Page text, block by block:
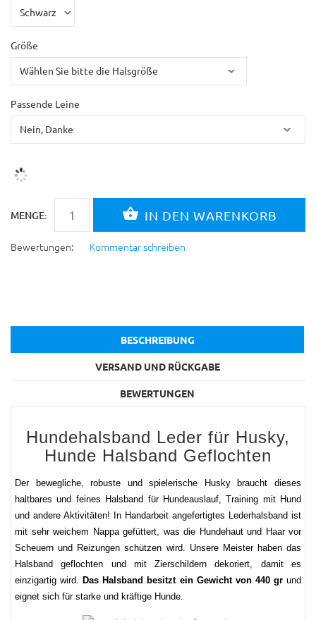
Größe
Passende Leine
MENGE:
Bewertungen: Kommentar schreiben
BESCHREIBUNG
VERSAND UND RÜCKGABE
BEWERTUNGEN
Hundehalsband Leder für Husky,
Hunde Halsband Geflochten
Der bewegliche, robuste und spielerische Husky braucht dieses
haltbares und feines Halsband für Hundeauslauf, Training mit Hund
und andere Aktivitäten! In Handarbeit angefertigtes Lederhalsband ist
mit sehr weichem Nappa gefüttert, was die Hundehaut und Haar vor
Scheuern und Reizungen schützen wird. Unsere Meister haben das
Halsband geflochten und mit Zierschildern dekoriert, damit es
einzigartig wird. Das Halsband besitzt ein Gewicht von 440 grund
eignet sich für starke und kräftige Hunde.